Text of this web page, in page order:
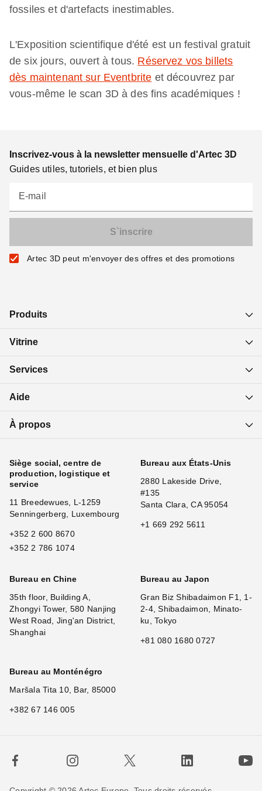
fossiles et d'artefacts inestimables.
L'Exposition scientifique d'été est un festival gratuit
de six jours, ouvert à tous. Réservez vos billets
dès maintenant sur Eventbrite et découvrez par
vous-même le scan 3D à des fins académiques !
Inscrivez-vous à la newsletter mensuelle d'Artec 3D
Guides utiles, tutoriels, et bien plus
E-mail
Artec 3D peut m'envoyer des offres et des promotions
Produits
Vitrine
Services
Aide
À propos
Siège social, centre de
production, logistique et
service
11 Breedewues, L-1259
Senningerberg, Luxembourg
+352 2 600 8670
+352 2 786 1074
Bureau aux États-Unis
2880 Lakeside Drive,
#135
Santa Clara, CA 95054
+1 669 292 5611
Bureau en Chine
35th floor, Building A,
Zhongyi Tower, 580 Nanjing
West Road, Jing'an District,
Shanghai
Bureau au Japon
Gran Biz Shibadaimon F1, 1-
2-4, Shibadaimon, Minato-
ku, Tokyo
+81 080 1680 0727
Bureau au Monténégro
Maršala Tita 10, Bar, 85000
+382 67 146 005